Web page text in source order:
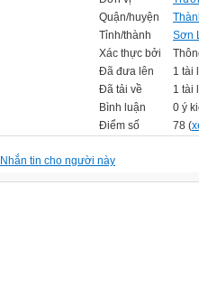
Quận/huyện
Tỉnh/thành
Sơn
Xác thực bởi
Đã đưa lên
1 tài
Đã tải về
1 tài
Bình luận
0 ý
Điểm số
78 (
Nhắn tin cho người này